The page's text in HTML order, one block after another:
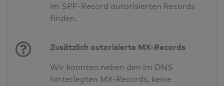
im SPF-Record autorisierten Records
finden.
Zusätzlich autorisierte MX-Records
Wir konnten neben den im DNS
hinterlegten MX-Records, keine